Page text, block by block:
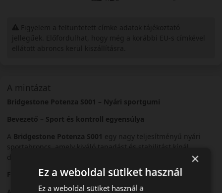
A mintázat
Bridgestone Potenza S001 – Nyári sportgumi
Bevezető – Sport és kontroll egyensúlya
A Bridgestone Potenza S001 egy nagy teljesítményű nyári
sportabroncs, amely kiváló tapadást és stabilitást kínál
dinamikus vezetéshez.
Futófelület és tapadás
×
Ez a weboldal sütiket használ
Ez a weboldal sütiket használ a